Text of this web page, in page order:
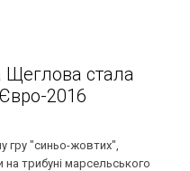
Щеглова стала
2016
гру "синьо-жовтих",
на трибуні марсельського